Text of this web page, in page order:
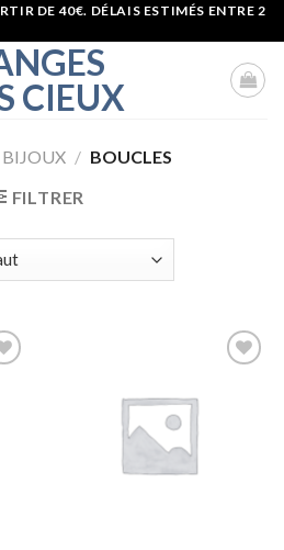
DE 40€. DÉLAIS ESTIMÉS ENTRE 2
BIJOUX / BOUCLES
FILTRER